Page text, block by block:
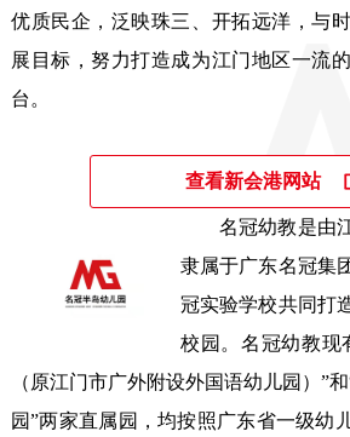
优质民企，泛映珠三、开拓远洋，与
展目标，努力打造成为江门地区一流
台。
查看新会港网站
名冠幼教是由
隶属于广东名冠集
冠实验学校共同打
校园。名冠幼教现
（原江门市广外附设外国语幼儿园）”
园”两家直属园，均按照广东省一级幼